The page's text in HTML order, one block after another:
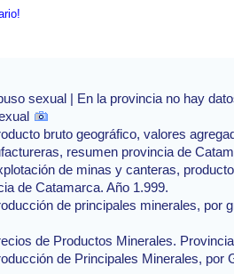
sexual | En la provincia no hay
bruto geográfico, valores
resumen provincia de
de minas y canteras,
de Catamarca. Año 1.999.
de principales minerales, por
de Productos Minerales.
de Principales Minerales, por